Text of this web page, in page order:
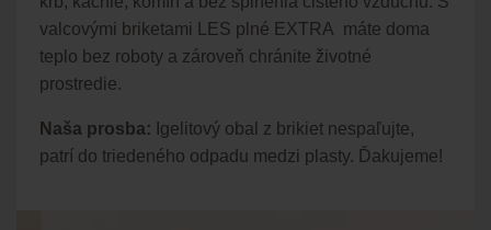
valcovými briketami LES plné EXTRA máte doma
teplo bez roboty a zároveň chránite životné
prostredie.
Naša prosba: Igelitový obal z brikiet nespaľujte,
patrí do triedeného odpadu medzi plasty. Ďakujeme!